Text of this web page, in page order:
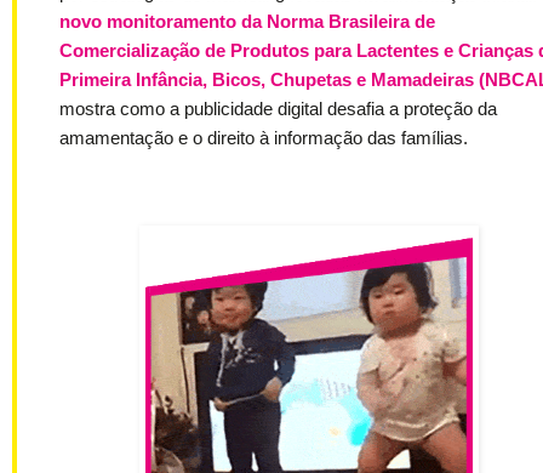
novo monitoramento da Norma Brasileira de
Comercialização de Produtos para Lactentes e Crianças
Primeira Infância, Bicos, Chupetas e Mamadeiras
mostra como a publicidade digital desafia a proteção da
amamentação e o direito à informação das famílias.